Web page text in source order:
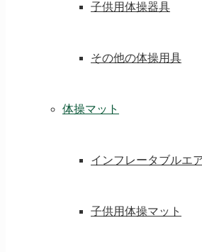
子供用体操器具
その他の体操用具
体操マット
インフレータブルエ
子供用体操マット